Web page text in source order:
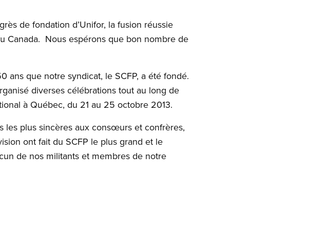
de fondation d’Unifor, la fusion réussie
Canada. Nous espérons que bon nombre de
ans que notre syndicat, le SCFP, a été fondé.
diverses célébrations tout au long de
à Québec, du 21 au 25 octobre 2013.
les plus sincères aux consœurs et confrères,
ont fait du SCFP le plus grand et le
de nos militants et membres de notre